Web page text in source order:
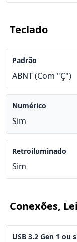
Teclado
Padrão
ABNT (Com "Ç")
Numérico
Sim
Retroiluminado
Sim
Conexões,
USB 3.2 Gen 1 ou